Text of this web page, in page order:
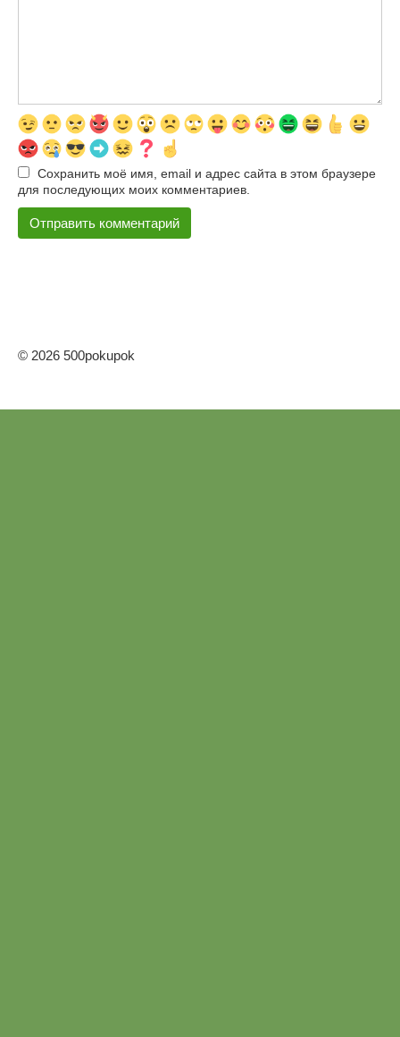
Сохранить моё имя, email и адрес сайта в этом браузере
для последующих моих комментариев.
© 2026 500pokupok